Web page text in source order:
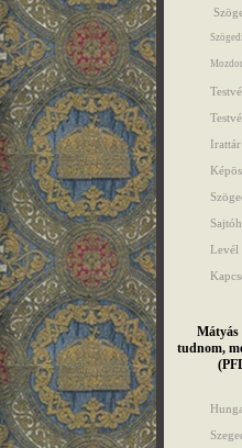
Irattár
Levél
Mátyás
tudnom,